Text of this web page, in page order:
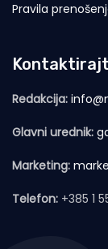
Pravila
Redakcija:
Glavni urednik:
Marketing:
Telefon: +385 1